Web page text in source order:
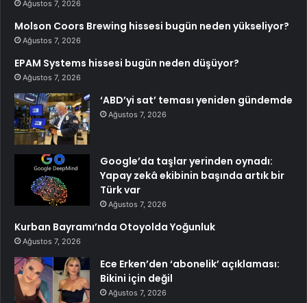
Ağustos 7, 2026
Molson Coors Brewing hissesi bugün neden yükseliyor?
Ağustos 7, 2026
EPAM Systems hissesi bugün neden düşüyor?
Ağustos 7, 2026
‘ABD’yi sat’ teması yeniden gündemde
Ağustos 7, 2026
Google’da taşlar yerinden oynadı:
Yapay zekâ ekibinin başında artık bir
Türk var
Ağustos 7, 2026
Kurban Bayramı’nda Otoyolda Yoğunluk
Ağustos 7, 2026
Ece Erken’den ‘abonelik’ açıklaması:
Bikini için değil
Ağustos 7, 2026